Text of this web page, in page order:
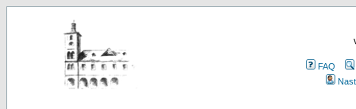
FAQ